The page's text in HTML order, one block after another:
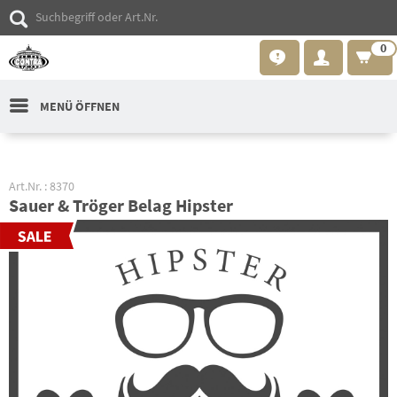
0
MENÜ ÖFFNEN
Art.Nr. : 8370
Sauer & Tröger Belag Hipster